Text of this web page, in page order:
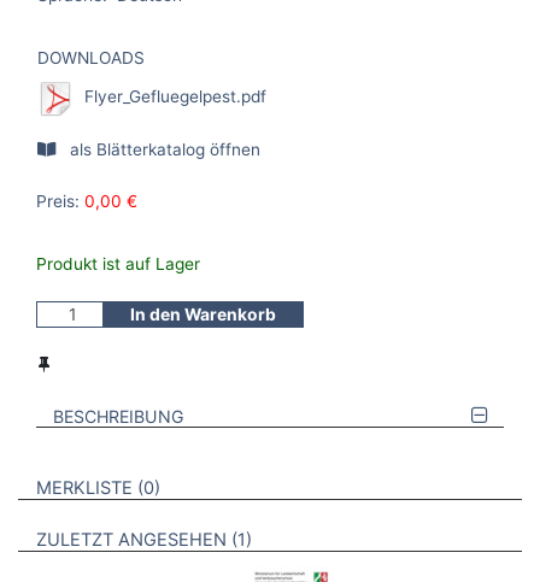
DOWNLOADS
Flyer_Gefluegelpest.pdf
als Blätterkatalog öffnen
Preis: 0,00 €
Produkt ist auf Lager
In den Warenkorb
BESCHREIBUNG
VERWEISE AUF VERMERKTE- ODER ZULETZT ANGESEHENE
MERKLISTE 0 BROSCHÜREN
ZULETZT ANGESEHEN 1 BROSCHÜREN